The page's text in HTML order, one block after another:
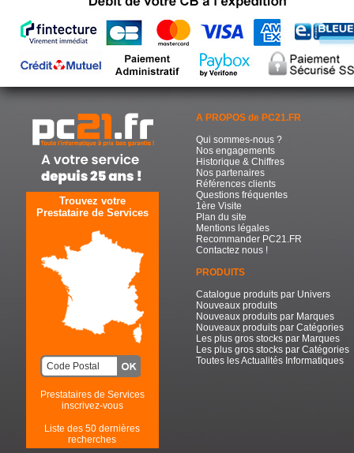
Trouvez votre
Prestataire de Services
Prestataires de Services
inscrivez-vous
Liste des 50 dernières
recherches
A PROPOS de PC21.FR
Qui sommes-nous ?
Nos engagements
Historique & Chiffres
Nos partenaires
Références clients
Questions fréquentes
1ère Visite
Plan du site
Mentions légales
Recommander PC21.FR
Contactez nous !
PRODUITS
Catalogue produits par Univers
Nouveaux produits
Nouveaux produits par Marques
Nouveaux produits par Catégories
Les plus gros stocks par Marques
Les plus gros stocks par Catégories
Toutes les Actualités Informatiques